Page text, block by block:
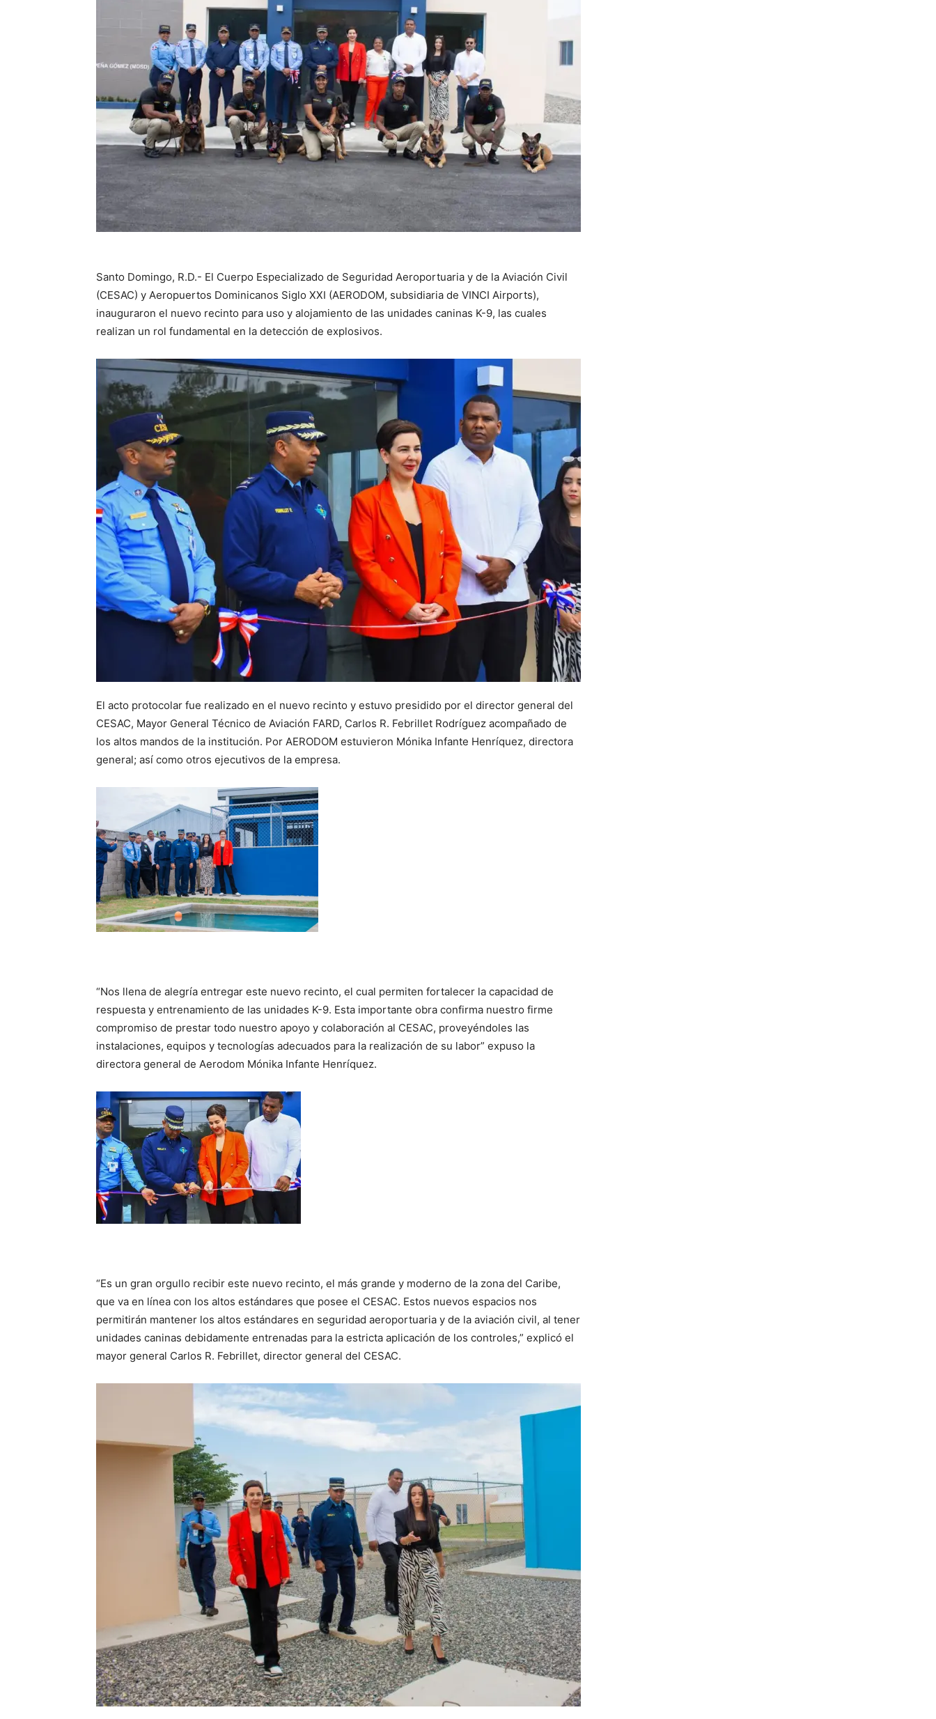
Santo Domingo, R.D.- El Cuerpo Especializado de Seguridad Aeroportuaria y de la Aviación Civil
(CESAC) y Aeropuertos Dominicanos Siglo XXI (AERODOM, subsidiaria de VINCI Airports),
inauguraron el nuevo recinto para uso y alojamiento de las unidades caninas K-9, las cuales
realizan un rol fundamental en la detección de explosivos.
El acto protocolar fue realizado en el nuevo recinto y estuvo presidido por el director general del
CESAC, Mayor General Técnico de Aviación FARD, Carlos R. Febrillet Rodríguez acompañado de
los altos mandos de la institución. Por AERODOM estuvieron Mónika Infante Henríquez, directora
general; así como otros ejecutivos de la empresa.
“Nos llena de alegría entregar este nuevo recinto, el cual permiten fortalecer la capacidad de
respuesta y entrenamiento de las unidades K-9. Esta importante obra confirma nuestro firme
compromiso de prestar todo nuestro apoyo y colaboración al CESAC, proveyéndoles las
instalaciones, equipos y tecnologías adecuados para la realización de su labor” expuso la
directora general de Aerodom Mónika Infante Henríquez.
“Es un gran orgullo recibir este nuevo recinto, el más grande y moderno de la zona del Caribe,
que va en línea con los altos estándares que posee el CESAC. Estos nuevos espacios nos
permitirán mantener los altos estándares en seguridad aeroportuaria y de la aviación civil, al tener
unidades caninas debidamente entrenadas para la estricta aplicación de los controles,” explicó el
mayor general Carlos R. Febrillet, director general del CESAC.